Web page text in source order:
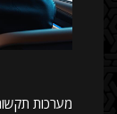
מערכות